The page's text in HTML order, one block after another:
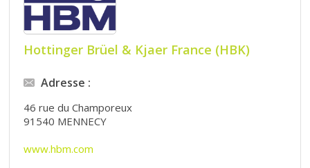
Hottinger Brüel & Kjaer France (HBK)
Adresse :
46 rue du Champoreux
91540 MENNECY
www.hbm.com